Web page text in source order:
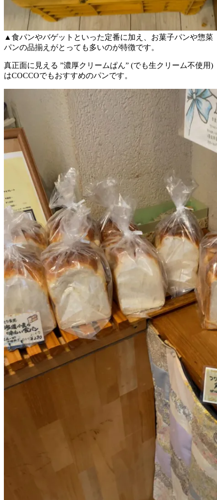
▲食パンやバゲットといった定番に加え、お菓子パンや惣菜
パンの品揃えがとっても多いのが特徴です。
真正面に見える ”濃厚クリームぱん” (でも生クリーム不使用)
はCOCCOでもおすすめのパンです。